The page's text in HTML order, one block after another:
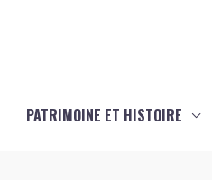
PATRIMOINE ET HISTOIRE